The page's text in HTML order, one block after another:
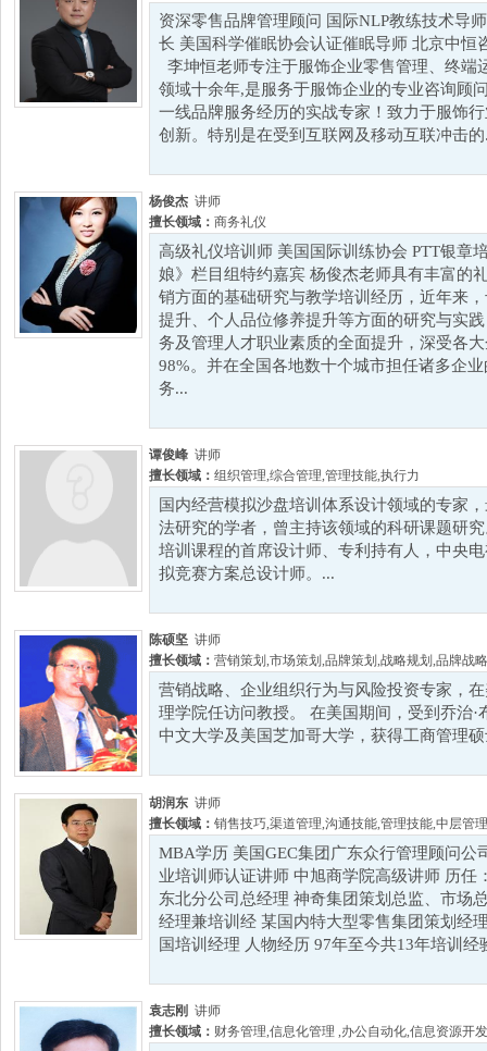
资深零售品牌管理顾问 国际NLP教练技术导
长 美国科学催眠协会认证催眠导师 北京中恒
李坤恒老师专注于服饰企业零售管理、终端
领域十余年,是服务于服饰企业的专业咨询顾
一线品牌服务经历的实战专家！致力于服饰
创新。特别是在受到互联网及移动互联冲击
杨俊杰 讲师
擅长领域： 商务礼仪
高级礼仪培训师 美国国际训练协会 PTT银章
娘》栏目组特约嘉宾 杨俊杰老师具有丰富的
销方面的基础研究与教学培训经历，近年来
提升、个人品位修养提升等方面的研究与实
务及管理人才职业素质的全面提升，深受各
98%。并在全国各地数十个城市担任诸多企
务...
谭俊峰 讲师
擅长领域： 组织管理,综合管理,管理技能,执行力
国内经营模拟沙盘培训体系设计领域的专家
法研究的学者，曾主持该领域的科研课题研
培训课程的首席设计师、专利持有人，中央
拟竞赛方案总设计师。...
陈硕坚 讲师
擅长领域： 营销策划 ,市场策划 ,品牌策划 ,战略规划 ,品牌战略
营销战略、企业组织行为与风险投资专家，
理学院任访问教授。 在美国期间，受到乔治
中文大学及美国芝加哥大学，获得工商管理
胡润东 讲师
擅长领域： 销售技巧,渠道管理,沟通技能,管理技能,中层管理
MBA学历 美国GEC集团广东众行管理顾问公
业培训师认证讲师 中旭商学院高级讲师 历任
东北分公司总经理 神奇集团策划总监、市场
经理兼培训经 某国内特大型零售集团策划经
国培训经理 人物经历 97年至今共13年培训经
袁志刚 讲师
擅长领域： 财务管理,信息化管理 ,办公自动化,信息资源开